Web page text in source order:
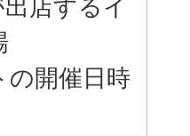
店するイ
の開催日時